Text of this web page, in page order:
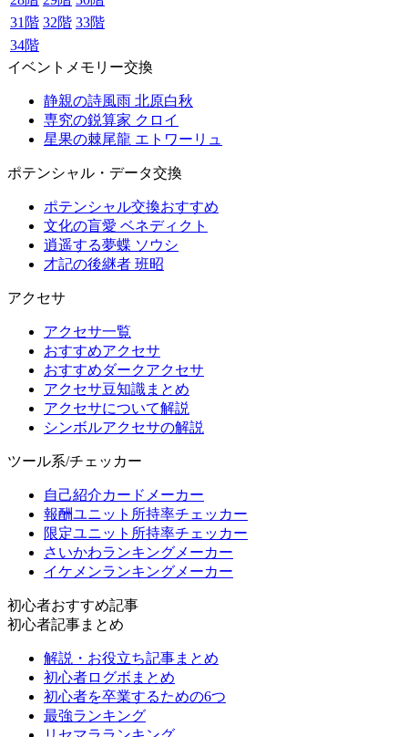
31階 32階 33階
34階
イベントメモリー交換
静親の詩風雨 北原白秋
専究の鋭算家 クロイ
星果の棘尾龍 エトワーリュ
ポテンシャル・データ交換
ポテンシャル交換おすすめ
文化の盲愛 ベネディクト
逍遥する夢蝶 ソウシ
才記の後継者 班昭
アクセサ
アクセサ一覧
おすすめアクセサ
おすすめダークアクセサ
アクセサ豆知識まとめ
アクセサについて解説
シンボルアクセサの解説
ツール系/チェッカー
自己紹介カードメーカー
報酬ユニット所持率チェッカー
限定ユニット所持率チェッカー
さいかわランキングメーカー
イケメンランキングメーカー
初心者おすすめ記事
初心者記事まとめ
解説・お役立ち記事まとめ
初心者ログボまとめ
初心者を卒業するための6つ
最強ランキング